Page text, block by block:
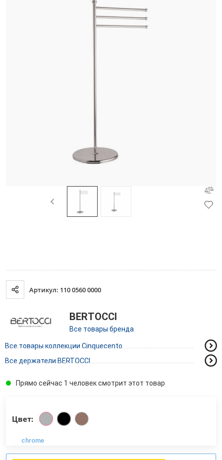
Артикул: 110 0560 0000
BERTOCCI
Все товары бренда
Все товары коллекции Cinquecento
Все держатели BERTOCCI
Прямо сейчас 1 человек смотрит этот товар
Цвет:
chrome